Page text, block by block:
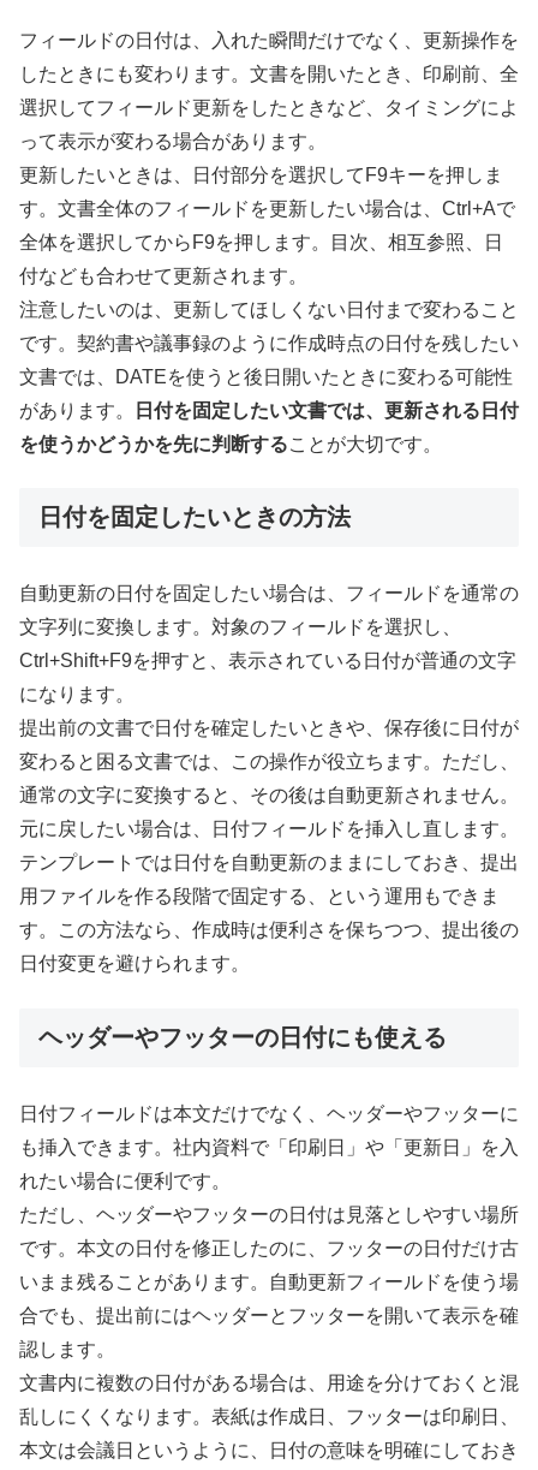
フィールドの日付は、入れた瞬間だけでなく、更新操作を
したときにも変わります。文書を開いたとき、印刷前、全
選択してフィールド更新をしたときなど、タイミングによ
って表示が変わる場合があります。
更新したいときは、日付部分を選択してF9キーを押しま
す。文書全体のフィールドを更新したい場合は、Ctrl+Aで
全体を選択してからF9を押します。目次、相互参照、日
付なども合わせて更新されます。
注意したいのは、更新してほしくない日付まで変わること
です。契約書や議事録のように作成時点の日付を残したい
文書では、DATEを使うと後日開いたときに変わる可能性
があります。
日付を固定したい文書では、更新される日付
を使うかどうかを先に判断することが大切です。
日付を固定したいときの方法
自動更新の日付を固定したい場合は、フィールドを通常の
文字列に変換します。対象のフィールドを選択し、
Ctrl+Shift+F9を押すと、表示されている日付が普通の文字
になります。
提出前の文書で日付を確定したいときや、保存後に日付が
変わると困る文書では、この操作が役立ちます。ただし、
通常の文字に変換すると、その後は自動更新されません。
元に戻したい場合は、日付フィールドを挿入し直します。
テンプレートでは日付を自動更新のままにしておき、提出
用ファイルを作る段階で固定する、という運用もできま
す。この方法なら、作成時は便利さを保ちつつ、提出後の
日付変更を避けられます。
ヘッダーやフッターの日付にも使える
日付フィールドは本文だけでなく、ヘッダーやフッターに
も挿入できます。社内資料で「印刷日」や「更新日」を入
れたい場合に便利です。
ただし、ヘッダーやフッターの日付は見落としやすい場所
です。本文の日付を修正したのに、フッターの日付だけ古
いまま残ることがあります。自動更新フィールドを使う場
合でも、提出前にはヘッダーとフッターを開いて表示を確
認します。
文書内に複数の日付がある場合は、用途を分けておくと混
乱しにくくなります。表紙は作成日、フッターは印刷日、
本文は会議日というように、日付の意味を明確にしておき